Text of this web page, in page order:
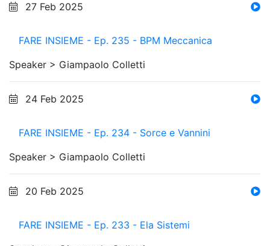
27 Feb 2025
FARE INSIEME - Ep. 235 - BPM Meccanica
Speaker > Giampaolo Colletti
24 Feb 2025
FARE INSIEME - Ep. 234 - Sorce e Vannini
Speaker > Giampaolo Colletti
20 Feb 2025
FARE INSIEME - Ep. 233 - Ela Sistemi